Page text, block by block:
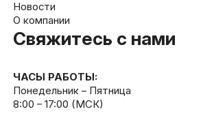
Новости
О компании
Свяжитесь с нами
ЧАСЫ РАБОТЫ:
Понедельник – Пятница
8:00 – 17:00 (МСК)